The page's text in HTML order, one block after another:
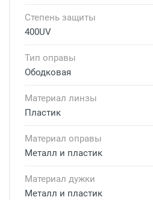
Степень защиты
400UV
Тип оправы
Ободковая
Материал линзы
Пластик
Материал оправы
Металл и пластик
Материал дужки
Металл и пластик